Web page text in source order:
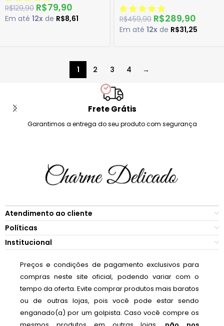
R$129,90 R$79,90
Em até 12x de R$8,61 R$459,90 R$289,90
Em até 12x de R$31,25
1 2 3 4 →
Frete Grátis
Garantimos a entrega do seu produto com segurança
Atendimento ao cliente
Políticas
Institucional
Preços e condições de pagamento exclusivos para
compras neste site oficial, podendo variar com o
tempo da oferta. Evite comprar produtos mais baratos
ou de outras lojas, pois você pode estar sendo
enganado(a) por um golpista. Caso você compre os